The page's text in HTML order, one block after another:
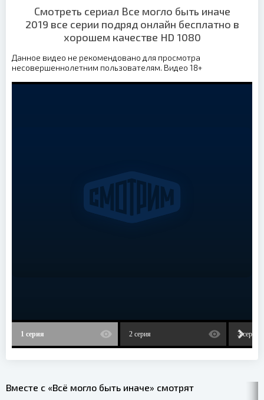
Смотреть сериал Все могло быть иначе
2019 все серии подряд онлайн бесплатно в
хорошем качестве HD 1080
Данное видео не рекомендовано для просмотра
несовершеннолетним пользователям. Видео 18+
1 серия 2 серия 3 серия
Вместе с «Всё могло быть иначе» смотрят